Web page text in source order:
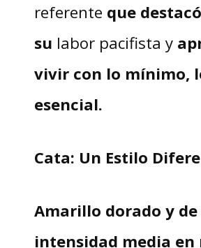
referente que
su labor pacifista y
vivir con lo mínimo,
esencial.
Cata: Un Estilo
Amarillo dorado y de
intensidad media en